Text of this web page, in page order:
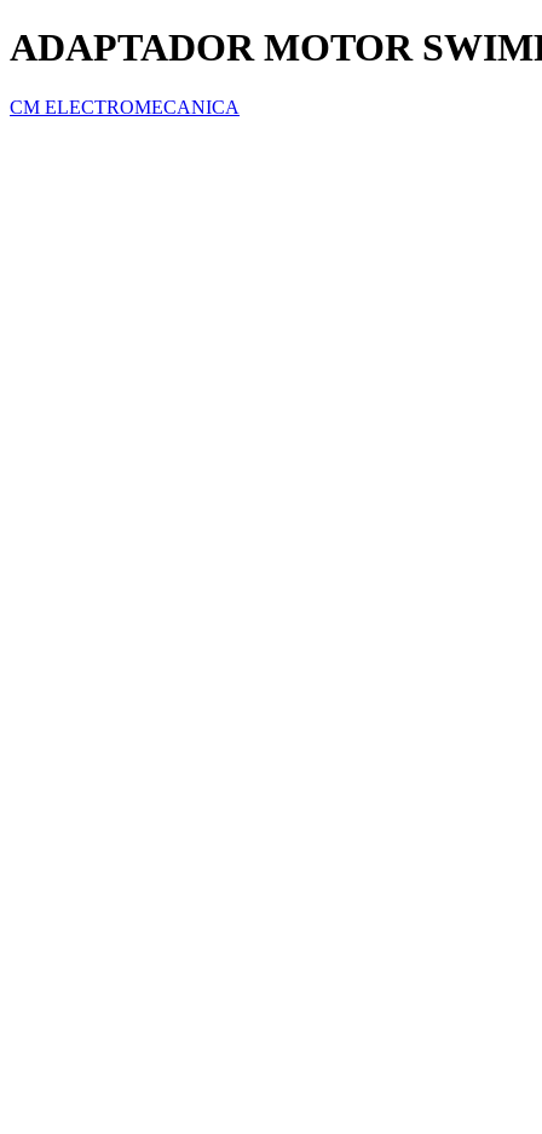
ADAPTADOR MOTOR
CM ELECTROMECANICA